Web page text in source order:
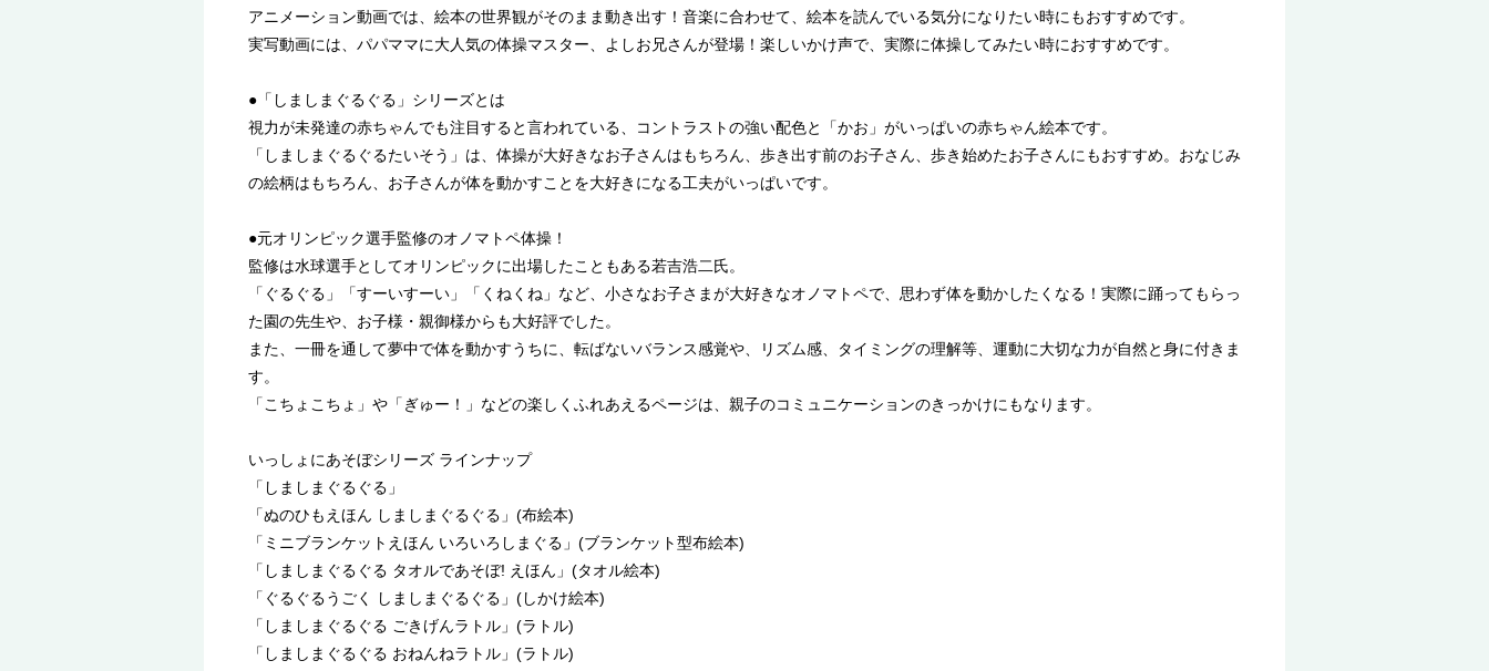
アニメーション動画では、絵本の世界観がそのまま動き出す！音楽に合わせて、絵本を読んでいる気分になりたい時にもおすすめです。
実写動画には、パパママに大人気の体操マスター、よしお兄さんが登場！楽しいかけ声で、実際に体操してみたい時におすすめです。
●「しましまぐるぐる」シリーズとは
視力が未発達の赤ちゃんでも注目すると言われている、コントラストの強い配色と「かお」がいっぱいの赤ちゃん絵本です。
「しましまぐるぐるたいそう」は、体操が大好きなお子さんはもちろん、歩き出す前のお子さん、歩き始めたお子さんにもおすすめ。おなじみ
の絵柄はもちろん、お子さんが体を動かすことを大好きになる工夫がいっぱいです。
●元オリンピック選手監修のオノマトペ体操！
監修は水球選手としてオリンピックに出場したこともある若吉浩二氏。
「ぐるぐる」「すーいすーい」「くねくね」など、小さなお子さまが大好きなオノマトペで、思わず体を動かしたくなる！実際に踊ってもらっ
た園の先生や、お子様・親御様からも大好評でした。
また、一冊を通して夢中で体を動かすうちに、転ばないバランス感覚や、リズム感、タイミングの理解等、運動に大切な力が自然と身に付きま
す。
「こちょこちょ」や「ぎゅー！」などの楽しくふれあえるページは、親子のコミュニケーションのきっかけにもなります。
いっしょにあそぼシリーズ ラインナップ
「しましまぐるぐる」
「ぬのひもえほん しましまぐるぐる」(布絵本)
「ミニブランケットえほん いろいろしまぐる」(ブランケット型布絵本)
「しましまぐるぐる タオルであそぼ! えほん」(タオル絵本)
「ぐるぐるうごく しましまぐるぐる」(しかけ絵本)
「しましまぐるぐる ごきげんラトル」(ラトル)
「しましまぐるぐる おねんねラトル」(ラトル)